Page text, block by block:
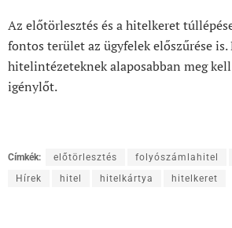
Az előtörlesztés és a hitelkeret
fontos terület az ügyfelek előszűrése is.
hitelintézeteknek alaposabban meg
igénylőt.
Címkék: előtörlesztés folyószámlahitel
Hírek
hitel hitelkártya hitelkeret